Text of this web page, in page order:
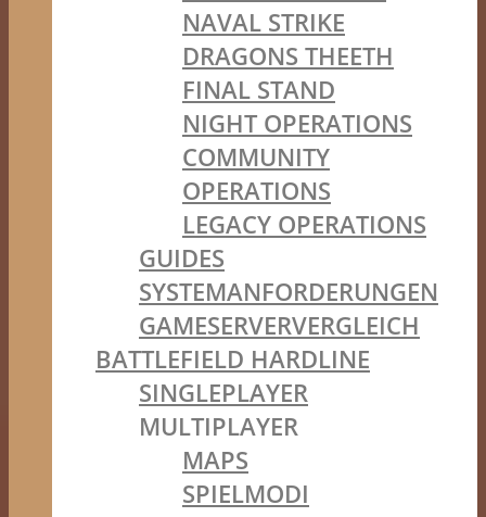
NAVAL STRIKE
DRAGONS THEETH
FINAL STAND
NIGHT OPERATIONS
COMMUNITY
OPERATIONS
LEGACY OPERATIONS
GUIDES
SYSTEMANFORDERUNGEN
GAMESERVERVERGLEICH
BATTLEFIELD HARDLINE
SINGLEPLAYER
MULTIPLAYER
MAPS
SPIELMODI